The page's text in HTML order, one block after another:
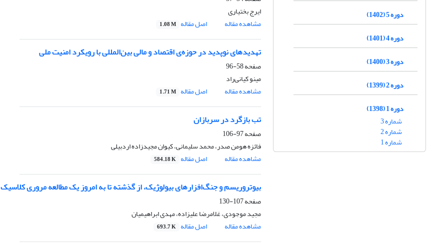
ایرج بختیاری
مشاهده مقاله
اصل مقاله 1.08 M
تهدیدهای نوپدید در حوزه‌ی اقتصاد و مالی بین‌المللی با رویکرد امنیت ملی
صفحه58-96
مینو کیانی‌راد
مشاهده مقاله
اصل مقاله 1.71 M
تب بازگرد در سربازان
صفحه97-106
فائزه هومن صدر، محمد سلیمانی، کیوان مجیدزاده اردبیلی
مشاهده مقاله
اصل مقاله 584.18 K
بیوتروریسم و جنگ‌افزارهای بیولوژیک، از گذشته تا به امروز یک مطالعه مروری کلاسیک
صفحه107-130
مجید موجودی، غلامرضا علیزاده، مهدی ابراهیمیان
مشاهده مقاله
اصل مقاله 693.7 K
دوره 5 (1402)
دوره 4 (1401)
دوره 3 (1400)
دوره 2 (1399)
دوره 1 (1398)
شماره 3
شماره 2
شماره 1